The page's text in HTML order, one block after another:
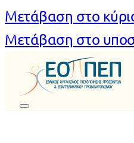
Μετάβαση στο
Μετάβαση στο